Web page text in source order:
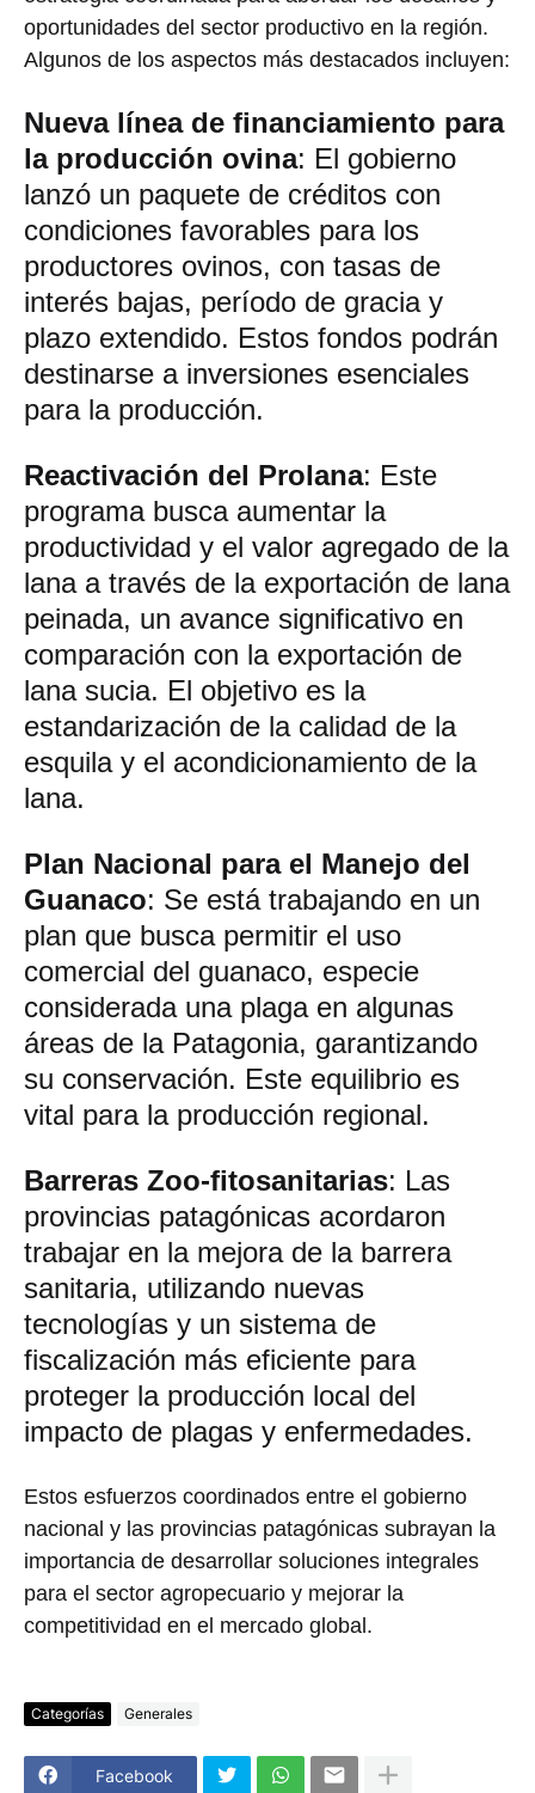
oportunidades del sector productivo en la región.
Algunos de los aspectos más destacados incluyen:
Nueva línea de financiamiento para
la producción ovina: El gobierno
lanzó un paquete de créditos con
condiciones favorables para los
productores ovinos, con tasas de
interés bajas, período de gracia y
plazo extendido. Estos fondos podrán
destinarse a inversiones esenciales
para la producción.
Reactivación del Prolana: Este
programa busca aumentar la
productividad y el valor agregado de la
lana a través de la exportación de lana
peinada, un avance significativo en
comparación con la exportación de
lana sucia. El objetivo es la
estandarización de la calidad de la
esquila y el acondicionamiento de la
lana.
Plan Nacional para el Manejo del
Guanaco: Se está trabajando en un
plan que busca permitir el uso
comercial del guanaco, especie
considerada una plaga en algunas
áreas de la Patagonia, garantizando
su conservación. Este equilibrio es
vital para la producción regional.
Barreras Zoo-fitosanitarias: Las
provincias patagónicas acordaron
trabajar en la mejora de la barrera
sanitaria, utilizando nuevas
tecnologías y un sistema de
fiscalización más eficiente para
proteger la producción local del
impacto de plagas y enfermedades.
Estos esfuerzos coordinados entre el gobierno
nacional y las provincias patagónicas subrayan la
importancia de desarrollar soluciones integrales
para el sector agropecuario y mejorar la
competitividad en el mercado global.
Categorías Generales
Facebook